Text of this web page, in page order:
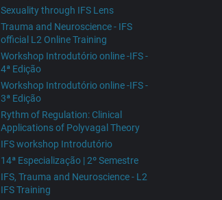
Sexuality through IFS Lens
Trauma and Neuroscience - IFS
official L2 Online Training
Workshop Introdutório online -IFS -
4ª Edição
Workshop Introdutório online -IFS -
3ª Edição
Rythm of Regulation: Clinical
Applications of Polyvagal Theory
IFS workshop Introdutório
14ª Especialização | 2º Semestre
IFS, Trauma and Neuroscience - L2
IFS Training